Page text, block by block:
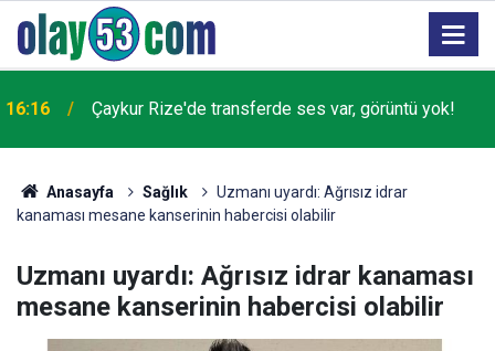
16:16 Çaykur Rize'de transferde ses var, görüntü yok!
Anasayfa Sağlık
Uzmanı uyardı: Ağrısız idrar
kanaması mesane kanserinin habercisi olabilir
Uzmanı uyardı: Ağrısız idrar kanaması
mesane kanserinin habercisi olabilir